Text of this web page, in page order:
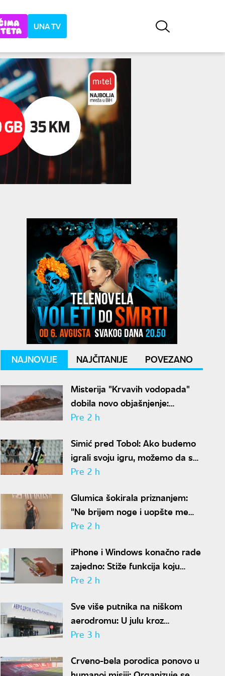
UNA TV
NAJNOVIJE NAJČITANIJE POVEZANO
Misterija "Krvavih vodopada"
dobila novo objašnjenje:
Otkriven drevni ekosistem na
Pre 2 h
Simić pred Tobol: Ako budemo
igrali svoju igru, možemo da se
nadamo najboljem
Pre 2 h
Glumica šokirala priznanjem:
"Ne brijem noge i uopšte me
nije sramota"
Pre 2 h
iPhone i Windows konačno rade
zajedno: Stiže funkcija koju
korisnici godinama čekaju
Pre 2 h
Sve više putnika na niškom
aerodromu: U julu kroz
"Konstantin Veliki" prošlo
Pre 3 h
Crveno-bela porodica ponovo u